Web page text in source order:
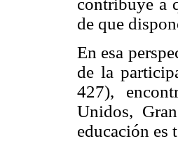
de que
En esa
de la
427),
Unidos,
educación es